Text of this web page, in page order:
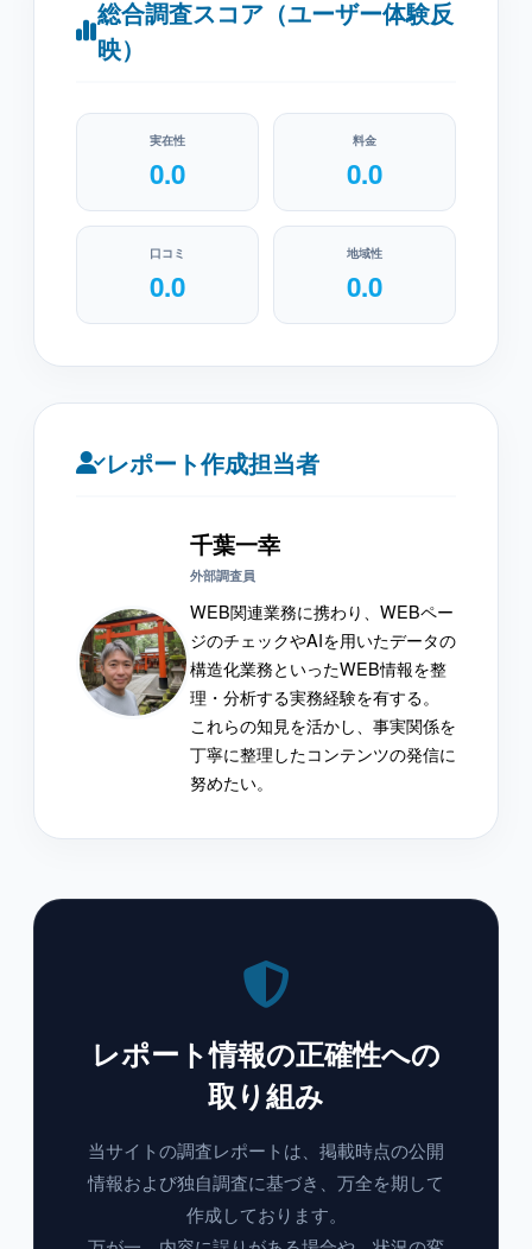
総合調査スコア（ユーザー体験反
映）
実在性
0.0
料金
0.0
口コミ
0.0
地域性
0.0
レポート作成担当者
千葉一幸
外部調査員
WEB関連業務に携わり、WEBペー
ジのチェックやAIを用いたデータの
構造化業務といったWEB情報を整
理・分析する実務経験を有する。
これらの知見を活かし、事実関係を
丁寧に整理したコンテンツの発信に
努めたい。
レポート情報の正確性への
取り組み
当サイトの調査レポートは、掲載時点の公開
情報および独自調査に基づき、万全を期して
作成しております。